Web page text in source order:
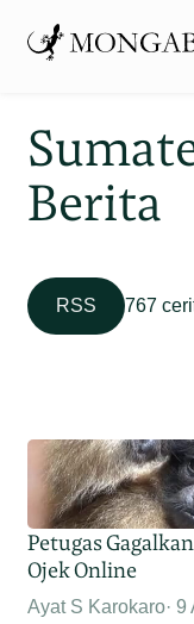
Berita
RSS 767
Petugas
Ojek Online
Ayat S Karokaro 9